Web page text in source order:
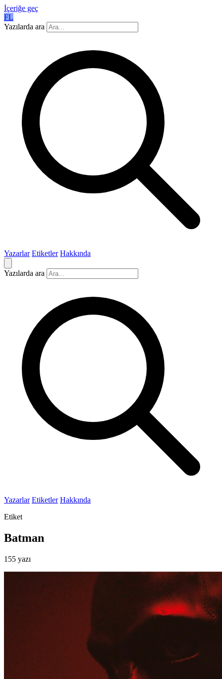
İçeriğe geç
FL
Yazılarda ara
Yazarlar Etiketler Hakkında
Yazılarda ara
Yazarlar Etiketler Hakkında
Etiket
Batman
155 yazı